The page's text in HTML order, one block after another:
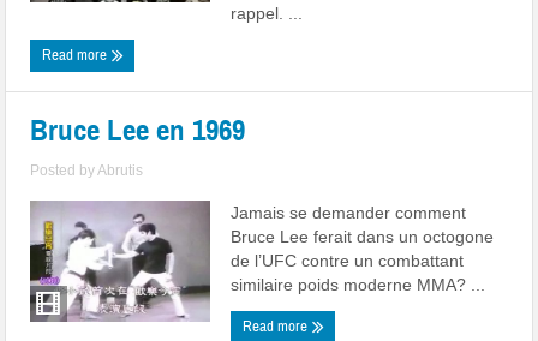
rappel. ...
Read more
Bruce Lee en 1969
Posted byAbrutis
Jamais se demander comment
Bruce Lee ferait dans un octogone
de l’UFC contre un combattant
similaire poids moderne MMA? ...
Read more